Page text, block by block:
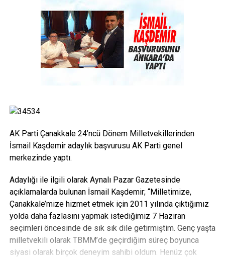
AK Parti Çanakkale 24’ncü Dönem Milletvekillerinden
İsmail Kaşdemir adaylık başvurusu AK Parti genel
merkezinde yaptı.
Adaylığı ile ilgili olarak Aynalı Pazar Gazetesinde
açıklamalarda bulunan İsmail Kaşdemir; “Milletimize,
Çanakkale’mize hizmet etmek için 2011 yılında çıktığımız
yolda daha fazlasını yapmak istediğimiz 7 Haziran
seçimleri öncesinde de sık sık dile getirmiştim. Genç yaşta
milletvekili olarak TBMM’de geçirdiğim süreç boyunca
siyasi olarak birçok deneyim sahibi oldum. Henüz çok